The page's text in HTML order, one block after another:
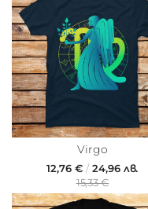
Virgo
12,76 € /24,96 лв.
15,33 €